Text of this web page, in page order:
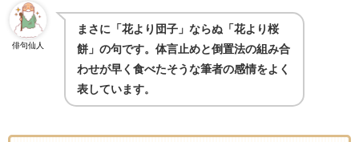
俳句仙人
まさに「花より団子」ならぬ「花より桜
餅」の句です。体言止めと倒置法の組み合
わせが早く食べたそうな筆者の感情をよく
表しています。